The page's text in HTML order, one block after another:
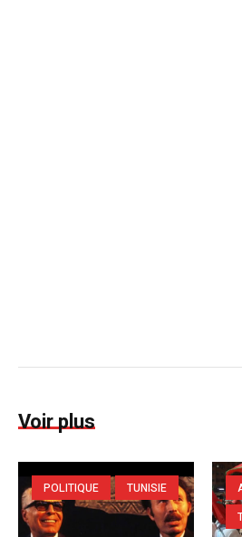
Voir plus
POLITIQUE TUNISIE